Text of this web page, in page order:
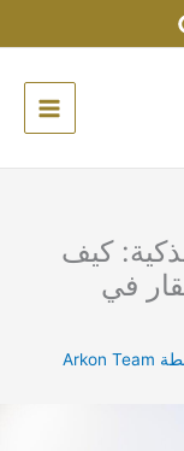
كيف
في
Arkon Team